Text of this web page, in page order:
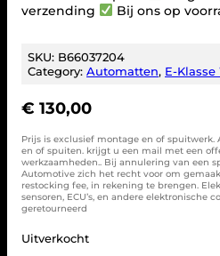
verzending
Bij ons op
SKU: B66037204
Category:Automatten, E-Klasse
€ 130,00
Prijs is exclusief montage en of spuitwerk.
en of spuiten. krijgt u een mail met een
werkzaamheden.. Bij annulering van een
Automotive zich het recht voor om
restocking fee, in rekening te brengen.
sensoren, ECU’s, en andere elektronische
geretourneerd
Uitverkocht